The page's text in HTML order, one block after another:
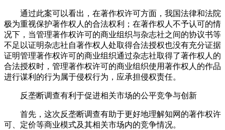
通过此案可以看出，在著作权许可方面，我国法律和法院
极为重视保护著作权人的合法权利；在著作权人不予认可的情
况下，当管理著作权许可的商业组织与杂志社之间的协议书等
不足以证明杂志社自著作权人处取得合法授权也没有充分证据
证明管理著作权许可的商业组织通过杂志社取得了著作权人的
合法授权时，管理著作权许可的商业组织使用著作权人的作品
进行谋利的行为属于侵权行为，应承担侵权责任。
反垄断调查有利于促进相关市场的公平竞争与创新
首先，这次反垄断调查有助于更好地理解知网的著作权许
可、定价等商业模式及其相关市场内的竞争情况。